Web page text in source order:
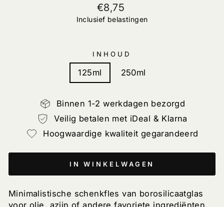
Normale
prijs
€8,75
Inclusief belastingen
INHOUD
125ml 250ml
Binnen 1-2 werkdagen bezorgd
Veilig betalen met iDeal & Klarna
Hoogwaardige kwaliteit gegarandeerd
IN WINKELWAGEN
Minimalistische schenkfles van borosilicaatglas
voor olie, azijn of andere favoriete ingrediënten.